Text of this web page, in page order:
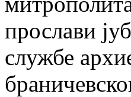
прослави
службе